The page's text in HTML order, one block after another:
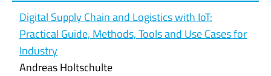
Digital Supply Chain and Logistics with IoT:
Practical Guide, Methods, Tools and Use Cases for
Industry
Andreas Holtschulte